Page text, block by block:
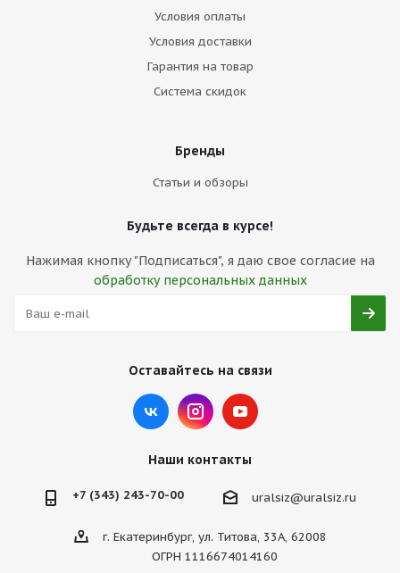
Условия оплаты
Условия доставки
Гарантия на товар
Система скидок
Бренды
Статьи и обзоры
Будьте всегда в курсе!
Нажимая кнопку "Подписаться", я даю свое согласие на
обработку персональных данных
Оставайтесь на связи
Наши контакты
+7 (343) 243-70-00 uralsiz@uralsiz.ru
г. Екатеринбург, ул. Титова, 33А, 62008
ОГРН 1116674014160